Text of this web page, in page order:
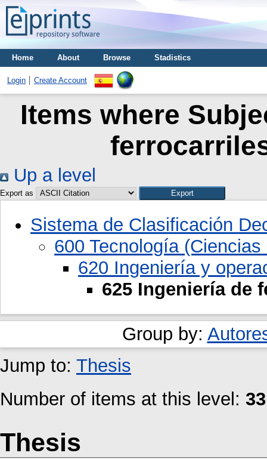
Home About Browse Stadistics
Login Create Account
Items where
Up a level
Export as
Sistema de Clasificación
600 Tecnología
620 Ingeniería y
625 Ingeniería de
Group by:
Jump to: Thesis
Number of items at this level: 33
Thesis